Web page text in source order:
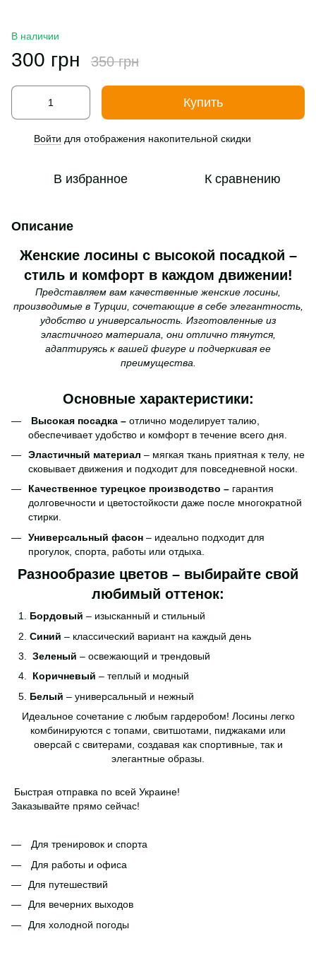
В наличии
300 грн 350 грн
Купить
Войти для отображения накопительной скидки
В избранное К сравнению
Описание
Женские лосины с высокой посадкой –
стиль и комфорт в каждом движении!
Представляем вам качественные женские лосины,
производимые в Турции, сочетающие в себе элегантность,
удобство и универсальность. Изготовленные из
эластичного материала, они отлично тянутся,
адаптируясь к вашей фигуре и подчеркивая ее
преимущества.
Основные характеристики:
Высокая посадка – отлично моделирует талию,
обеспечивает удобство и комфорт в течение всего дня.
Эластичный материал – мягкая ткань приятная к телу, не
сковывает движения и подходит для повседневной носки.
Качественное турецкое производство – гарантия
долговечности и цветостойкости даже после многократной
стирки.
Универсальный фасон – идеально подходит для
прогулок, спорта, работы или отдыха.
Разнообразие цветов – выбирайте свой
любимый оттенок:
Бордовый – изысканный и стильный
Синий – классический вариант на каждый день
Зеленый – освежающий и трендовый
Коричневый – теплый и модный
Белый – универсальный и нежный
Идеальное сочетание с любым гардеробом! Лосины легко
комбинируются с топами, свитшотами, пиджаками или
оверсай с свитерами, создавая как спортивные, так и
элегантные образы.
Быстрая отправка по всей Украине!
Заказывайте прямо сейчас!
Для тренировок и спорта
Для работы и офиса
Для путешествий
Для вечерних выходов
Для холодной погоды